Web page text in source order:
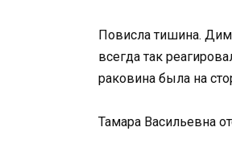
Повисла тишина.
всегда так
раковина была на
Тамара Васильевна